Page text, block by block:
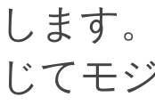
します
じてモ